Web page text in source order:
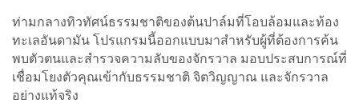
ท่ามกลางทิวทัศน์ธรรมชาติของต้นปาล์มที่โอบล้อมและท้อง
ทะเลอันดามัน โปรแกรมนี้ออกแบบมาสำหรับผู้ที่ต้องการค้น
พบตัวตนและสำรวจความลับของจักรวาล มอบประสบการณ์ที่
เชื่อมโยงตัวคุณเข้ากับธรรมชาติ จิตวิญญาณ และจักรวาล
อย่างแท้จริง